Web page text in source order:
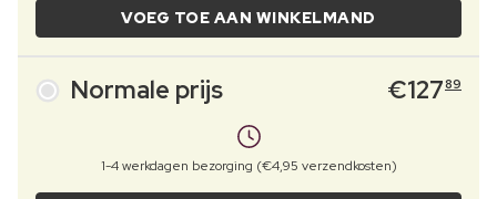
VOEG TOE AAN WINKELMAND
Normale prijs €12789
1-4 werkdagen bezorging (€4,95 verzendkosten)